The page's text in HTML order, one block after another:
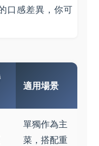
口感差異，你可
適用場景
單獨作為主
菜，搭配重